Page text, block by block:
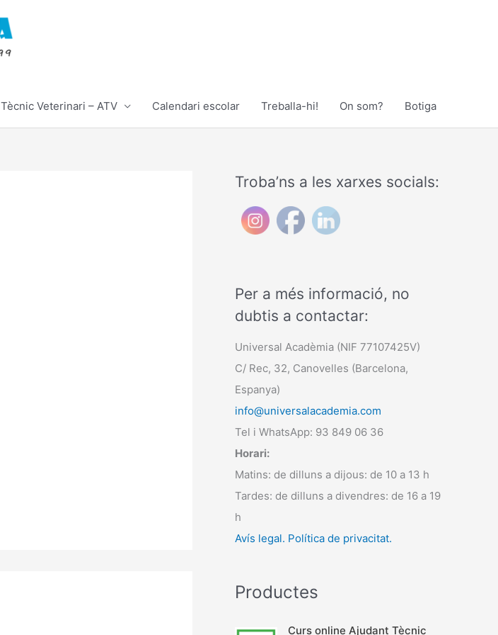
Tècnic Veterinari – ATV Calendari escolar Treballa-hi! On som? Botiga
Troba’ns a les xarxes socials:
Per a més informació, no
dubtis a contactar:
Universal Acadèmia (NIF 77107425V)
C/ Rec, 32, Canovelles (Barcelona,
Espanya)
info@universalacademia.com
Tel i WhatsApp: 93 849 06 36
Horari:
Matins: de dilluns a dijous: de 10 a 13 h
Tardes: de dilluns a divendres: de 16 a 19
h
Avís legal. Política de privacitat.
Productes
Curs online Ajudant Tècnic